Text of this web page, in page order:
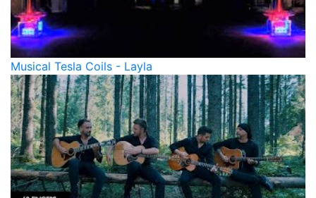
Musical Tesla Coils - Layla